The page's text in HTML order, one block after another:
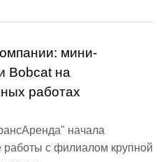
мини-
Bobcat на
работах
начала
работы с филиалом крупной